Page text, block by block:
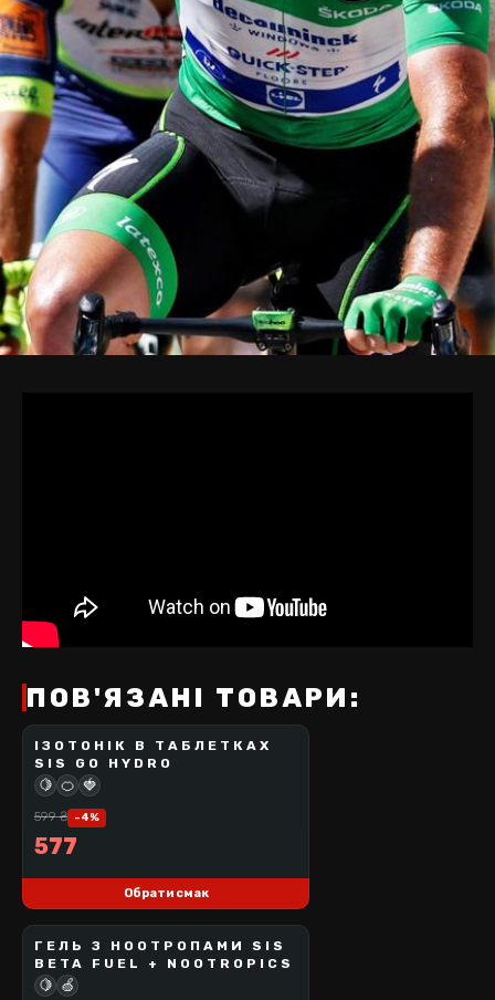
ПОВ'ЯЗАНІ ТОВАРИ:
SCIENCE IN SPORT
BEST SELLER
ІЗОТOНІК В ТАБЛЕТКАХ
SIS GO HYDRO
🍋 🍊 🍓
599₴ -4%
577
Обрати смак
SCIENCE IN SPORT
ГЕЛЬ З НООТРОПАМИ SIS
BETA FUEL + NOOTROPICS
🍋 🍏